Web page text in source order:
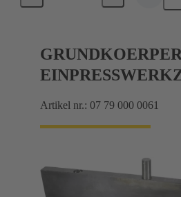
GRUNDKOERPER
Artikel nr.: 07 79 000 0061